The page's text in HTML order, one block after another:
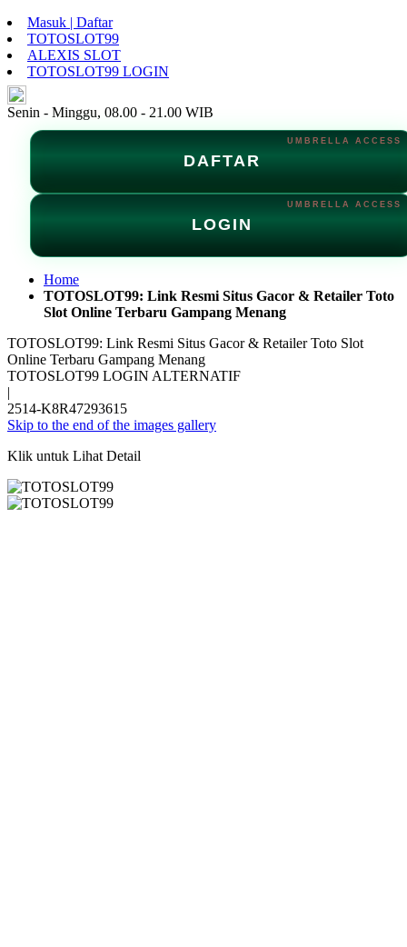
Masuk | Daftar
TOTOSLOT99
ALEXIS SLOT
TOTOSLOT99 LOGIN
Senin - Minggu, 08.00 - 21.00 WIB
DAFTAR
LOGIN
Home
TOTOSLOT99: Link Resmi Situs Gacor & Retailer Toto
Slot Online Terbaru Gampang Menang
TOTOSLOT99: Link Resmi Situs Gacor & Retailer Toto Slot
Online Terbaru Gampang Menang
TOTOSLOT99 LOGIN ALTERNATIF
|
2514-K8R47293615
Skip to the end of the images gallery
Klik untuk Lihat Detail